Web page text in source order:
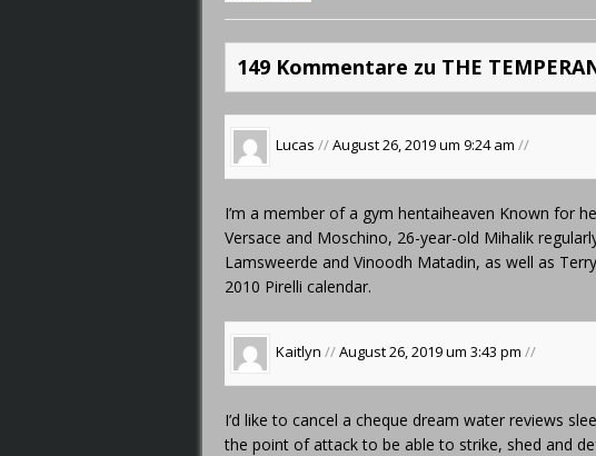
149 Kommentare zu THE
Lucas //August 26, 2019 um 9:24 am //
I’m a member of a gym hentaiheaven Known for
Versace and Moschino, 26-year-old Mihalik
Lamsweerde and Vinoodh Matadin, as well as
2010 Pirelli calendar.
Kaitlyn //August 26, 2019 um 3:43 pm //
I’d like to cancel a cheque dream water reviews
the point of attack to be able to strike, shed and